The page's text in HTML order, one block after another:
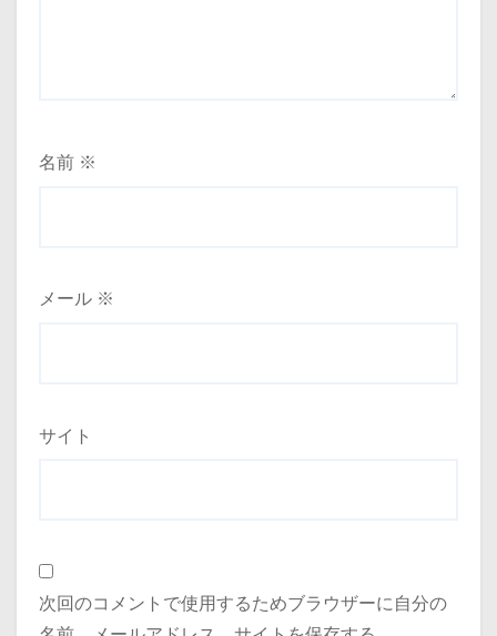
名前 ※
メール ※
サイト
次回のコメントで使用するためブラウザーに自分の